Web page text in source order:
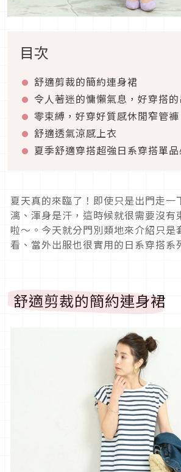
目次
舒適剪裁的簡約連身裙
令人著迷的慵懶氣息，好穿搭
零束縛，好穿好質感休閒窄管褲
舒適透氣涼感上衣
夏季舒適穿搭超強日系穿搭單品
夏天真的來臨了！即使只是出門走一
漓、渾身是汗，這時候就很需要沒有
啦～。今天就分門別類地來介紹只是
看、當外出服也很實用的日系穿搭系
舒適剪裁的簡約連身裙